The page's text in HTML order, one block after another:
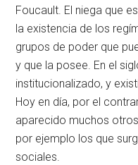
Foucault. El niega que
la existencia de los
grupos de poder que
y que la posee. En el
institucionalizado, y
Hoy en día, por el
aparecido muchos
por ejemplo los que
sociales.